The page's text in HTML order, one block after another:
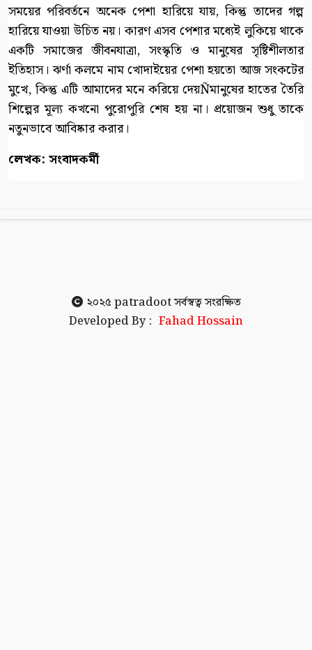
সময়ের পরিবর্তনে অনেক পেশা হারিয়ে যায়, কিন্তু তাদের গল্প
হারিয়ে যাওয়া উচিত নয়। কারণ এসব পেশার মধ্যেই লুকিয়ে থাকে
একটি সমাজের জীবনযাত্রা, সংস্কৃতি ও মানুষের সৃষ্টিশীলতার
ইতিহাস। ঝর্ণা কলমে নাম খোদাইয়ের পেশা হয়তো আজ সংকটের
মুখে, কিন্তু এটি আমাদের মনে করিয়ে দেয়Ñমানুষের হাতের তৈরি
শিল্পের মূল্য কখনো পুরোপুরি শেষ হয় না। প্রয়োজন শুধু তাকে
নতুনভাবে আবিষ্কার করার।
লেখক: সংবাদকর্মী
২০২৫ patradootসর্বস্বত্ব সংরক্ষিত
Developed By : Fahad Hossain